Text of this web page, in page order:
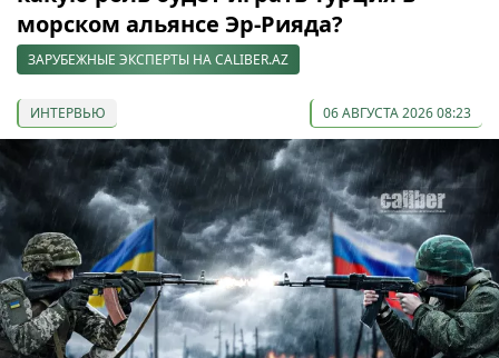
морском альянсе Эр-Рияда?
ЗАРУБЕЖНЫЕ ЭКСПЕРТЫ НА CALIBER.AZ
ИНТЕРВЬЮ 06 АВГУСТА 2026 08:23